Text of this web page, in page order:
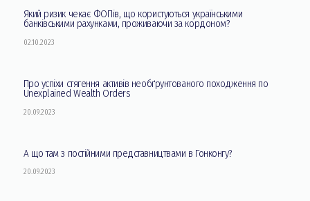
Який ризик чекає ФОПів, що користуються українськими
банківськими рахунками, проживаючи за кордоном?
02.10.2023
Про успіхи стягення активів необґрунтованого походження по
Unexplained Wealth Orders
20.09.2023
А що там з постійними представництвами в Гонконгу?
20.09.2023